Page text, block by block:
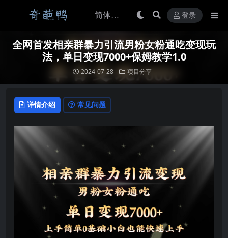
登录
全网首发相亲群暴力引流男粉女粉通吃变现玩
法，单日变现7000+保姆教学1.0
2024-07-28 项目分享
详情介绍 常见问题